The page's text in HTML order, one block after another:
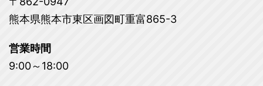
熊本県熊本市東区画図町重富865-3
営業時間
9:00～18:00